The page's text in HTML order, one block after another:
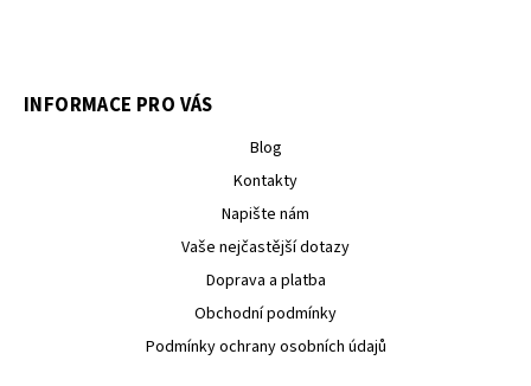
INFORMACE PRO VÁS
Blog
Kontakty
Napište nám
Vaše nejčastější dotazy
Doprava a platba
Obchodní podmínky
Podmínky ochrany osobních údajů